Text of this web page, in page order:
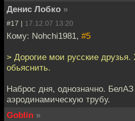
Денис Лобко »
#17 | 17.12.07 13:20
Кому: Nohchi1981, #5
> Дорогие мои русские друзья.
обьяснить.
Наброс дня, однозначно. БелАЗ
аэродинамическую трубу.
Goblin »